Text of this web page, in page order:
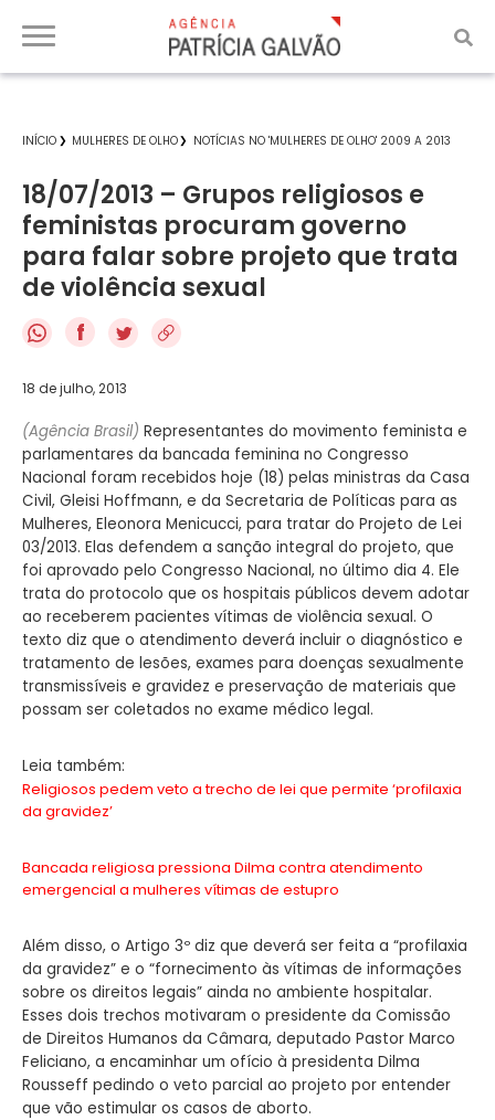
INÍCIO MULHERES DE OLHO NOTÍCIAS NO 'MULHERES DE OLHO' 2009 A 2013
18/07/2013 – Grupos religiosos e
feministas procuram governo
para falar sobre projeto que trata
de violência sexual
f
18 de julho, 2013
(Agência Brasil) Representantes do movimento feminista e
parlamentares da bancada feminina no Congresso
Nacional foram recebidos hoje (18) pelas ministras da Casa
Civil, Gleisi Hoffmann, e da Secretaria de Políticas para as
Mulheres, Eleonora Menicucci, para tratar do Projeto de Lei
03/2013. Elas defendem a sanção integral do projeto, que
foi aprovado pelo Congresso Nacional, no último dia 4. Ele
trata do protocolo que os hospitais públicos devem adotar
ao receberem pacientes vítimas de violência sexual. O
texto diz que o atendimento deverá incluir o diagnóstico e
tratamento de lesões, exames para doenças sexualmente
transmissíveis e gravidez e preservação de materiais que
possam ser coletados no exame médico legal.
Leia também:
Religiosos pedem veto a trecho de lei que permite ‘profilaxia
da gravidez’
Bancada religiosa pressiona Dilma contra atendimento
emergencial a mulheres vítimas de estupro
Além disso, o Artigo 3º diz que deverá ser feita a “profilaxia
da gravidez” e o “fornecimento às vítimas de informações
sobre os direitos legais” ainda no ambiente hospitalar.
Esses dois trechos motivaram o presidente da Comissão
de Direitos Humanos da Câmara, deputado Pastor Marco
Feliciano, a encaminhar um ofício à presidenta Dilma
Rousseff pedindo o veto parcial ao projeto por entender
que vão estimular os casos de aborto.